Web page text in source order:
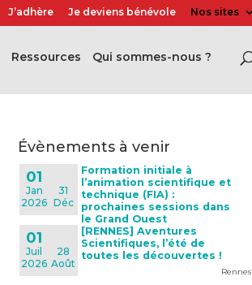
J’adhère Je deviens bénévole Nos sites
Ressources Qui sommes-nous ?
évènements à venir
01
Jan
2026
31
Déc
Formation initiale à
l’animation scientifique et
technique (FIA) :
prochaines sessions dans
le Grand Ouest
01
Juil
2026
28
Août
[RENNES] Aventures
Scientifiques, l’été de
toutes les découvertes !
Rennes